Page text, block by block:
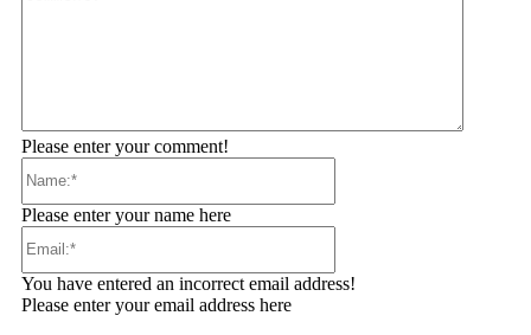
Please enter your comment!
Please enter your name here
You have entered an incorrect email address!
Please enter your email address here